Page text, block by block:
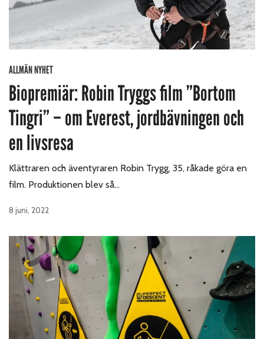
ALLMÄN NYHET
Biopremiär: Robin Tryggs film ”Bortom
Tingri” – om Everest, jordbävningen och
en livsresa
Klättraren och äventyraren Robin Trygg, 35, råkade göra en
film. Produktionen blev så…
8 juni, 2022